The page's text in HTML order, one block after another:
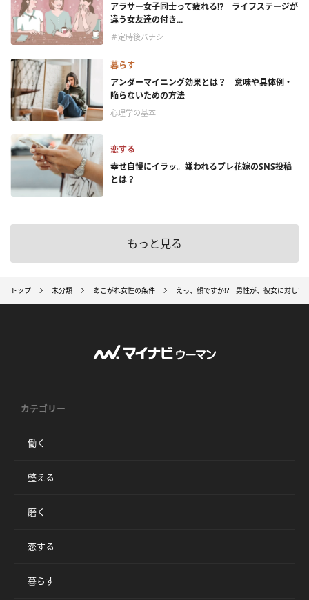
アラサー女子同士って疲れる⁉ ライフステージが
違う女友達の付き...
＃定時後バナシ
暮らす
アンダーマイニング効果とは？ 意味や具体例・
陥らないための方法
心理学の基本
恋する
幸せ自慢にイラッ。嫌われるプレ花嫁のSNS投稿
とは？
もっと見る
トップ 未分類 あこがれ女性の条件 えっ、顔ですか!? 男性が、彼女に対して
カテゴリー
働く
整える
磨く
恋する
暮らす